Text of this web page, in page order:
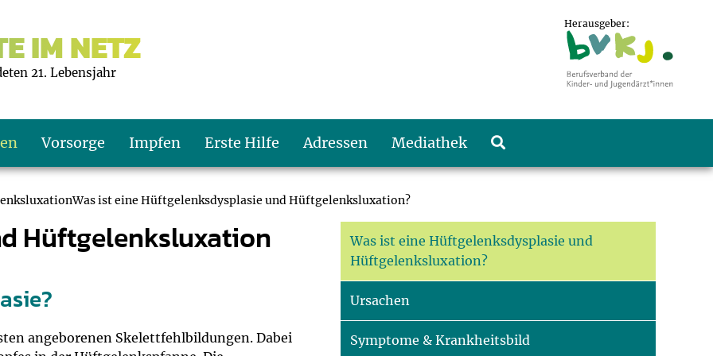
IM NETZ
21. Lebensjahr
Herausgeber:
Vorsorge Impfen
wie oft?
Erste Hilfe Adressen Mediathek
ist eine Hüftgelenksdysplasie und Hüftgelenksluxation?
Hüftgelenksluxation
angeborenen Skelettfehlbildungen. Dabei
Was ist eine Hüftgelenksdysplasie und
Hüftgelenksluxation?
Ursachen
Symptome & Krankheitsbild